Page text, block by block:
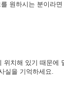
원하시는 분이라
치해 있기 때문
실을 기억하세요.